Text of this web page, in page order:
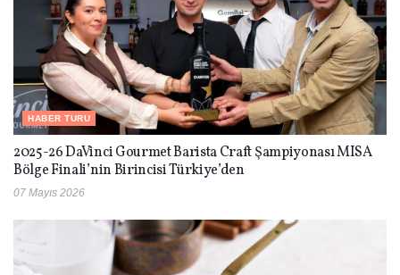
HABER TURU
2025-26 DaVinci Gourmet Barista Craft Şampiyonası MISA
Bölge Finali’nin Birincisi Türkiye’den
07 Mayıs 2026